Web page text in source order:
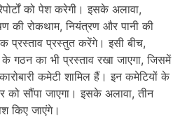
को पेश करेगी। इसके अलावा,
की रोकथाम, नियंत्रण और पानी की
प्रस्ताव प्रस्तुत करेंगे। इसी बीच,
गठन का भी प्रस्ताव रखा जाएगा, जिसमें
कमेटी शामिल हैं। इन कमेटियों के
सौंपा जाएगा। इसके अलावा, तीन
किए जाएंगे।